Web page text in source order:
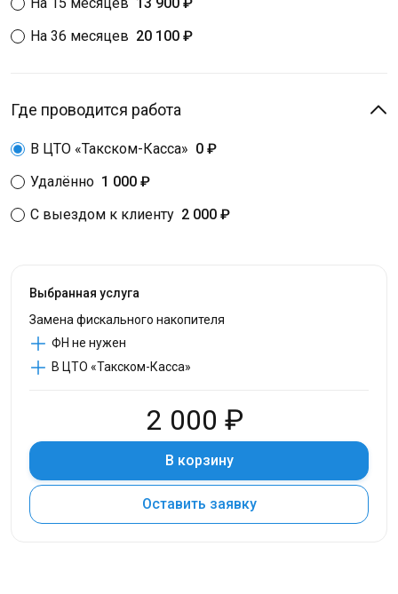
На 15 месяцев 13 900 ₽
На 36 месяцев 20 100 ₽
Где проводится работа
В ЦТО «Такском-Касса» 0 ₽
Удалённо 1 000 ₽
С выездом к клиенту 2 000 ₽
Выбранная услуга
Замена фискального накопителя
ФН не нужен
В ЦТО «Такском-Касса»
2 000 ₽
В корзину
Оставить заявку